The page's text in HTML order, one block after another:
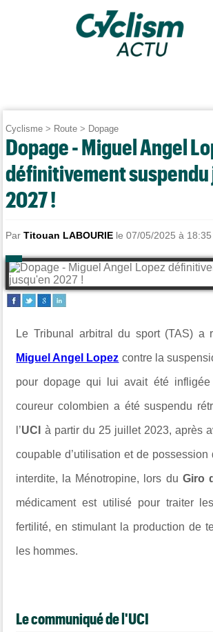
Cyclisme > Route > Dopage
Dopage - Miguel Angel
définitivement suspendu
2027 !
ParTitouan LABOURIE le 07/05/2025 à 18:35
Le Tribunal arbitral du sport (TAS) a
Miguel Angel Lopez contre la
pour dopage qui lui avait été
coureur colombien a été suspendu
l’UCI à partir du 25 juillet 2023, après
coupable d’utilisation et de possession
interdite, la Ménotropine, lors du Giro
médicament est utilisé pour traiter
fertilité, en stimulant la production de
les hommes.
Le communiqué de l'UCI